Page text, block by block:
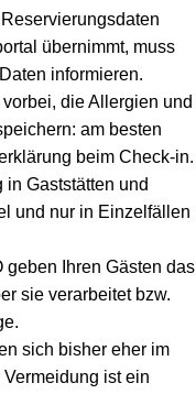
übernimmt, muss
informieren.
die Allergien und
am besten
beim Check-in.
Gaststätten und
und nur in Einzelfällen
geben Ihren Gästen das
sie verarbeitet bzw.
sich bisher eher im
ist ein